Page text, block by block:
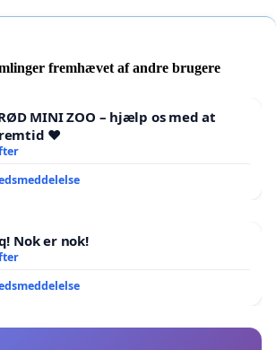
fremhævet af andre brugere
MINI ZOO – hjælp os med at
❤️
Nok er nok!